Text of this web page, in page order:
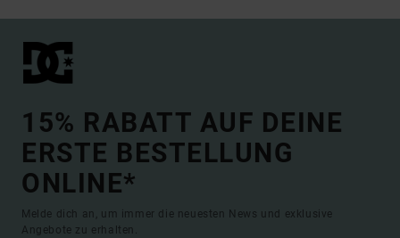
15% RABATT AUF DEINE
ERSTE BESTELLUNG
ONLINE*
Melde dich an, um immer die neuesten News und exklusive
Angebote zu erhalten.